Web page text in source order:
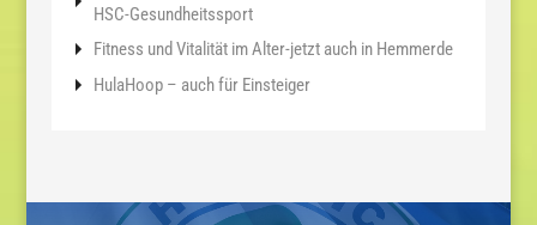
HSC-Gesundheitssport
Fitness und Vitalität im Alter-jetzt auch in Hemmerde
HulaHoop – auch für Einsteiger